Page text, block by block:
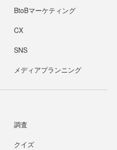
BtoBマーケティング
CX
SNS
メディアプランニング
調査
クイズ